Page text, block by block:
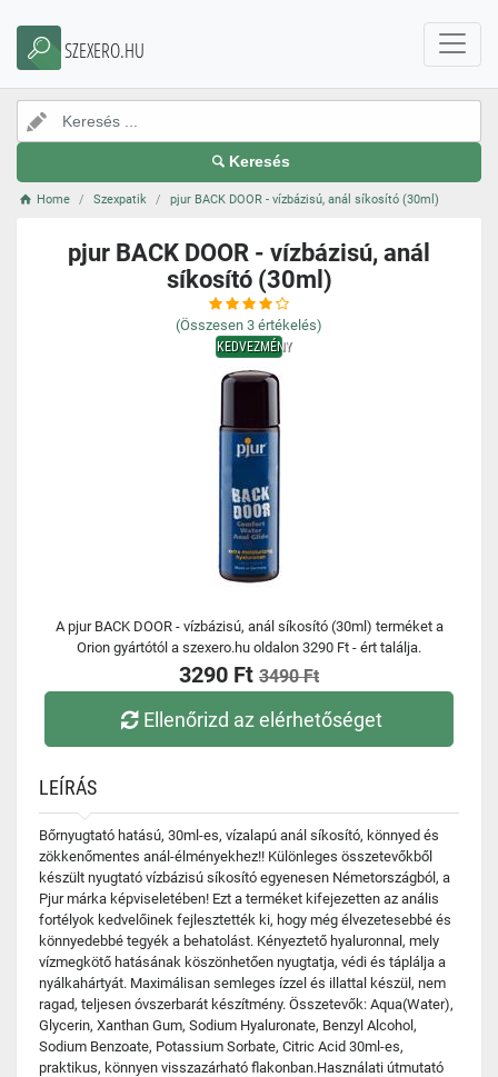
SZEXERO.HU
Keresés
Home Szexpatik pjur BACK DOOR - vízbázisú, anál síkosító (30ml)
pjur BACK DOOR - vízbázisú, anál
síkosító (30ml)
(Összesen 3 értékelés)
KEDVEZMÉNY
A pjur BACK DOOR - vízbázisú, anál síkosító (30ml) terméket a
Orion gyártótól a szexero.hu oldalon 3290 Ft - ért találja.
3290 Ft 3490 Ft
Ellenőrizd az elérhetőséget
LEÍRÁS
Bőrnyugtató hatású, 30ml-es, vízalapú anál síkosító, könnyed és
zökkenőmentes anál-élményekhez!! Különleges összetevőkből
készült nyugtató vízbázisú síkosító egyenesen Németországból, a
Pjur márka képviseletében! Ezt a terméket kifejezetten az anális
fortélyok kedvelőinek fejlesztették ki, hogy még élvezetesebbé és
könnyedebbé tegyék a behatolást. Kényeztető hyaluronnal, mely
vízmegkötő hatásának köszönhetően nyugtatja, védi és táplálja a
nyálkahártyát. Maximálisan semleges ízzel és illattal készül, nem
ragad, teljesen óvszerbarát készítmény. Összetevők: Aqua(Water),
Glycerin, Xanthan Gum, Sodium Hyaluronate, Benzyl Alcohol,
Sodium Benzoate, Potassium Sorbate, Citric Acid 30ml-es,
praktikus, könnyen visszazárható flakonban.Használati útmutató